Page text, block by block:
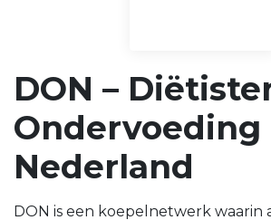
DON –
Ondervoeding
Nederland
DON is een koepelnetwerk waarin